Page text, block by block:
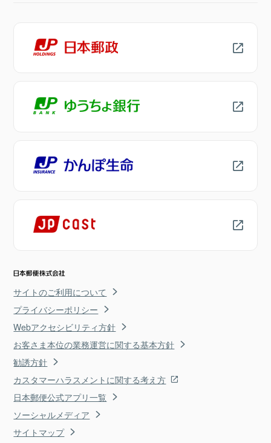
サイトのご利用について
プライバシーポリシー
Webアクセシビリティ方針
お客さま本位の業務運営に関する基本方針
勧誘方針
カスタマーハラスメントに関する考え方
日本郵便公式アプリ一覧
ソーシャルメディア
サイトマップ